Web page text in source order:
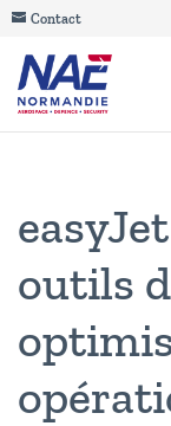
Contact
outils